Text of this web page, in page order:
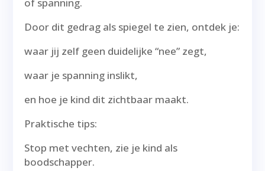
of spanning.
Door dit gedrag als spiegel te zien, ontdek je:
waar jij zelf geen duidelijke “nee” zegt,
waar je spanning inslikt,
en hoe je kind dit zichtbaar maakt.
Praktische tips:
Stop met vechten, zie je kind als
boodschapper.